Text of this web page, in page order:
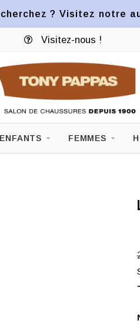
? Visitez notre
Visitez-nous !
ENFANTS FEMMES